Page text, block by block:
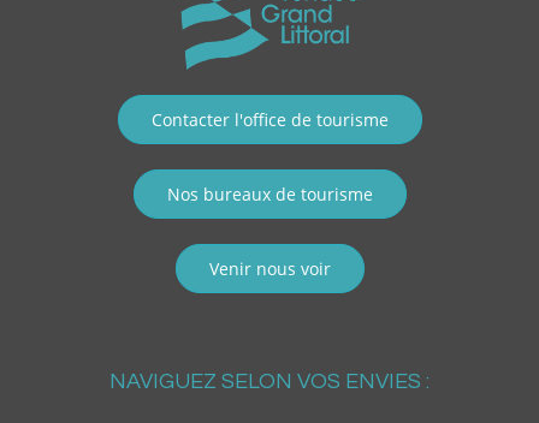
Contacter l'office de tourisme
Nos bureaux de tourisme
Venir nous voir
NAVIGUEZ SELON VOS ENVIES :